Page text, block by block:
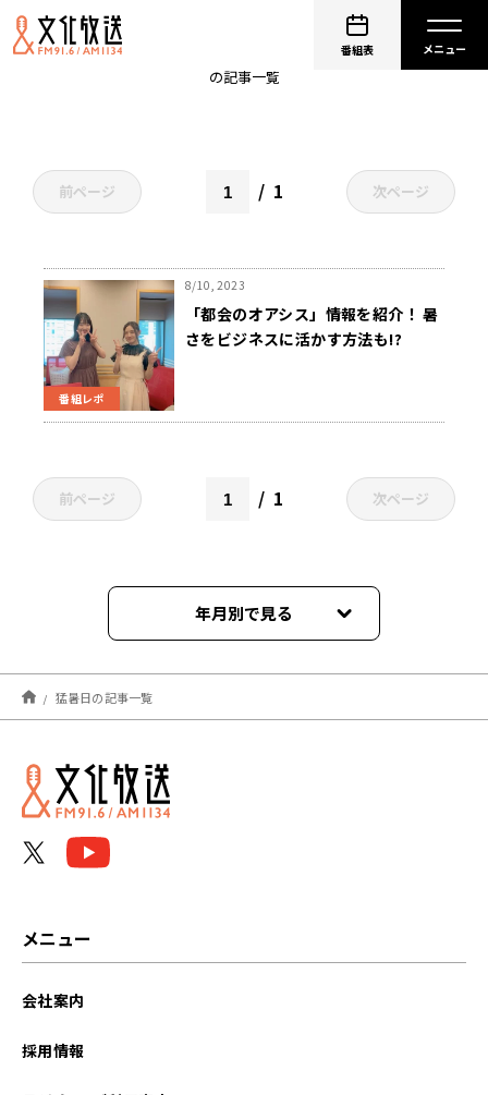
番組表
の記事一覧
前ページ 1 次ページ
番組レポ
8/10, 2023
「都会のオアシス」情報を紹介！ 暑
さをビジネスに活かす方法も!?
前ページ 1 次ページ
年月別で見る
2025年08月
2025年07月
2024年10月
猛暑日の記事一覧
メニュー
会社案内
採用情報